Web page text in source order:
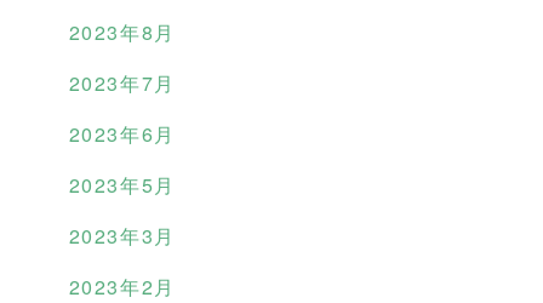
2023年8月
2023年7月
2023年6月
2023年5月
2023年3月
2023年2月